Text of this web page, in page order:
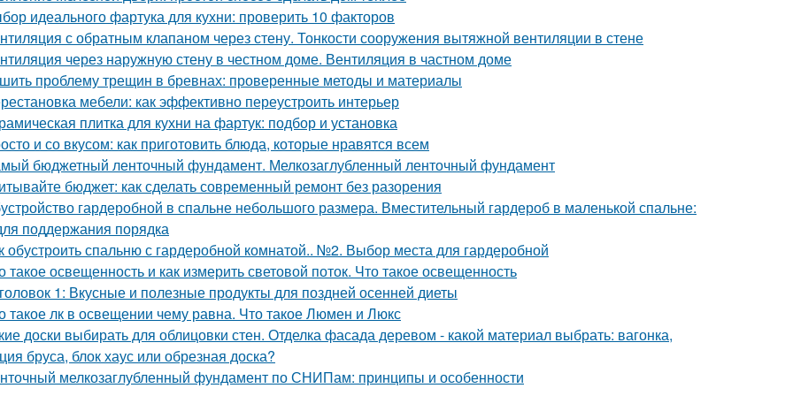
идеального фартука для кухни: проверить 10 факторов
с обратным клапаном через стену. Тонкости сооружения вытяжной вентиляции в стене
через наружную стену в честном доме. Вентиляция в частном доме
проблему трещин в бревнах: проверенные методы и материалы
мебели: как эффективно переустроить интерьер
плитка для кухни на фартук: подбор и установка
и со вкусом: как приготовить блюда, которые нравятся всем
бюджетный ленточный фундамент. Мелкозаглубленный ленточный фундамент
бюджет: как сделать современный ремонт без разорения
гардеробной в спальне небольшого размера. Вместительный гардероб в маленькой спальне:
поддержания порядка
обустроить спальню с гардеробной комнатой.. №2. Выбор места для гардеробной
такое освещенность и как измерить световой поток. Что такое освещенность
1: Вкусные и полезные продукты для поздней осенней диеты
такое лк в освещении чему равна. Что такое Люмен и Люкс
доски выбирать для облицовки стен. Отделка фасада деревом - какой материал выбрать: вагонка,
бруса, блок хаус или обрезная доска?
мелкозаглубленный фундамент по СНИПам: принципы и особенности